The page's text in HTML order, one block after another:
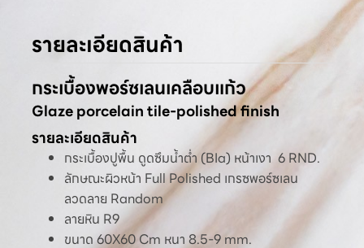
รายละเอียดสินค้า
กระเบื้องพอร์ซเลนเคลือบแก้ว
Glaze porcelain tile-polished finish
รายละเอียดสินค้า
กระเบื้องปูพื้น ดูดซึมน้ำต่ำ (BIa) หน้าเงา 6 RND.
ลักษณะผิวหน้า Full Polished เกรซพอร์ซเลน
ลวดลาย Random
ลายหิน R9
ขนาด 60X60 Cm หนา 8.5-9 mm.